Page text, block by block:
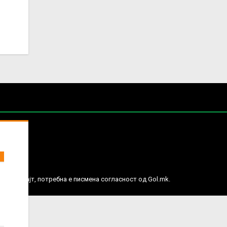
веб сајт, потребна е писмена согласност од Gol.mk.